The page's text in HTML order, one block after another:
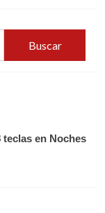
en Noches